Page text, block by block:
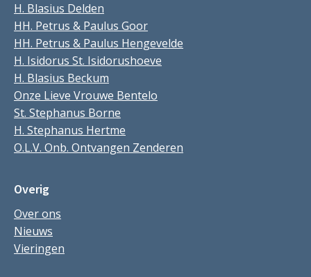
H. Blasius Delden
HH. Petrus & Paulus Goor
HH. Petrus & Paulus Hengevelde
H. Isidorus St. Isidorushoeve
H. Blasius Beckum
Onze Lieve Vrouwe Bentelo
St. Stephanus Borne
H. Stephanus Hertme
O.L.V. Onb. Ontvangen Zenderen
Overig
Over ons
Nieuws
Vieringen